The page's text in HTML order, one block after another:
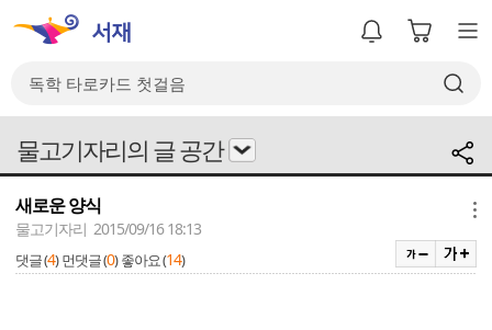
물고기자리의 글 공간
새로운 양식
물고기자리 2015/09/16 18:13
댓글 (4) 먼댓글 (0) 좋아요 (14)